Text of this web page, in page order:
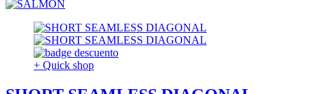
+ Quick shop